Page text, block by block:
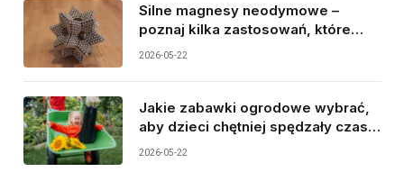
Silne magnesy neodymowe –
poznaj kilka zastosowań, które
warto znać przed zakupem
2026-05-22
Jakie zabawki ogrodowe wybrać,
aby dzieci chętniej spędzały czas
na świeżym powietrzu?
2026-05-22